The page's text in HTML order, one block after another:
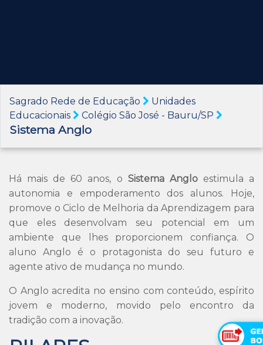
Sagrado Rede de Educação
Unidades
Educacionais
Colégio São José - Bauru/SP
Sistema Anglo
Há mais de 60 anos, o Sistema Angloestimula a
autonomia e empoderamento dos alunos. Hoje,
promove o Ciclo de Melhoria da Aprendizagem para
que eles desenvolvam seu potencial em um
ambiente que lhes proporcionem confiança. O
aluno Anglo é o protagonista do seu futuro e
agente ativo de mudança no mundo.
O Anglo acredita no ensino com conteúdo, espírito
jovem e moderno, movido pelo encontro da
tradição com a inovação.